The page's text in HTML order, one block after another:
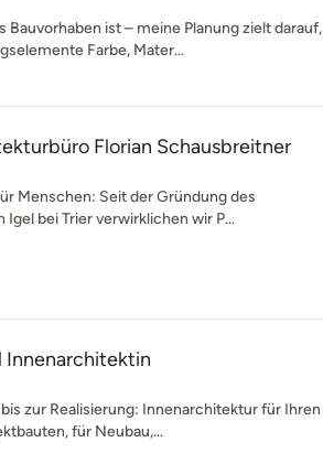
Bauvorhaben ist – meine Planung zielt darauf,
Farbe, Mater...
Florian Schausbreitner
Menschen: Seit der Gründung des
Igel bei Trier verwirklichen wir P...
Innenarchitektin
zur Realisierung: Innenarchitektur für Ihren
für Neubau,...